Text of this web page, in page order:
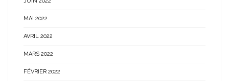
MAI 2022
AVRIL 2022
MARS 2022
FÉVRIER 2022